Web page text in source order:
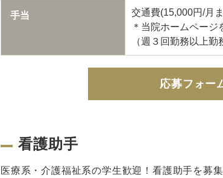
手当
交通費(15,000円/月
＊当院ホームページ
（週３回勤務以上
応募フォー
看護助手
医療系・介護福祉系の学生歓迎！看護助手を募